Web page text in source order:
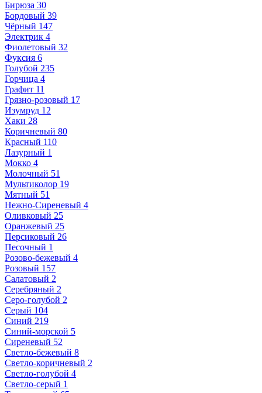
Бирюза 30
Бордовый 39
Чёрный 147
Электрик 4
Фиолетовый 32
Фуксия 6
Голубой 235
Горчица 4
Графит 11
Грязно-розовый 17
Изумруд 12
Хаки 28
Коричневый 80
Красный 110
Лазурный 1
Мокко 4
Молочный 51
Мультиколор 19
Мятный 51
Нежно-Сиреневый 4
Оливковый 25
Оранжевый 25
Персиковый 26
Песочный 1
Розово-бежевый 4
Розовый 157
Салатовый 2
Серебряный 2
Серо-голубой 2
Серый 104
Синий 219
Синий-морской 5
Сиреневый 52
Светло-бежевый 8
Светло-коричневый 2
Светло-голубой 4
Светло-серый 1